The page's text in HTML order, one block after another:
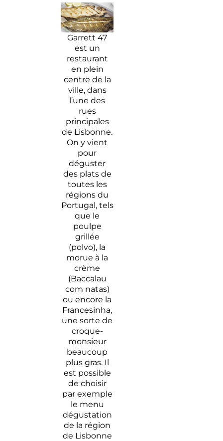
Garrett 47
est un
restaurant
en plein
centre de la
ville, dans
l’une des
rues
principales
de Lisbonne.
On y vient
pour
déguster
des plats de
toutes les
régions du
Portugal, tels
que le
poulpe
grillée
(polvo), la
morue à la
crème
(Baccalau
com natas)
ou encore la
Francesinha,
une sorte de
croque-
monsieur
beaucoup
plus gras. Il
est possible
de choisir
par exemple
le menu
dégustation
de la région
de Lisbonne